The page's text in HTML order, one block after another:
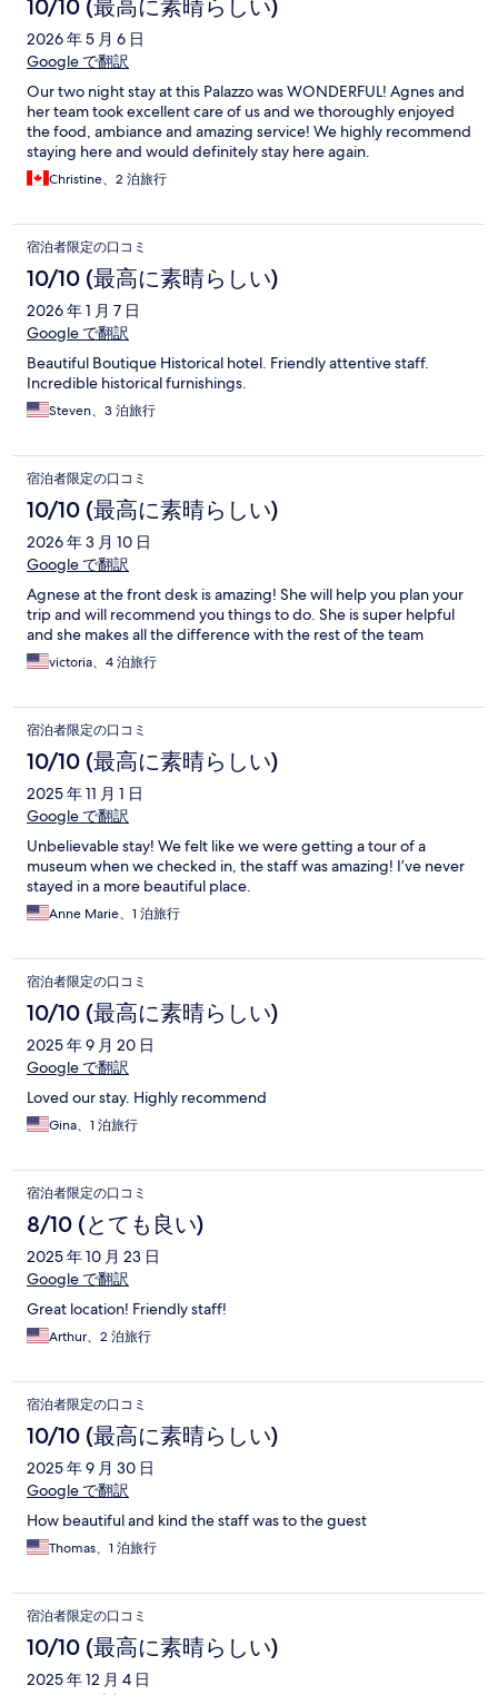
10/10 (最高に素晴らしい)
2026 年 5 月 6 日
Google で翻訳
Our two night stay at this Palazzo was WONDERFUL! Agnes and
her team took excellent care of us and we thoroughly enjoyed
the food, ambiance and amazing service! We highly recommend
staying here and would definitely stay here again.
Christine、2 泊旅行
宿泊者限定の口コミ
10/10 (最高に素晴らしい)
2026 年 1 月 7 日
Google で翻訳
Beautiful Boutique Historical hotel. Friendly attentive staff.
Incredible historical furnishings.
Steven、3 泊旅行
宿泊者限定の口コミ
10/10 (最高に素晴らしい)
2026 年 3 月 10 日
Google で翻訳
Agnese at the front desk is amazing! She will help you plan your
trip and will recommend you things to do. She is super helpful
and she makes all the difference with the rest of the team
victoria、4 泊旅行
宿泊者限定の口コミ
10/10 (最高に素晴らしい)
2025 年 11 月 1 日
Google で翻訳
Unbelievable stay! We felt like we were getting a tour of a
museum when we checked in, the staff was amazing! I’ve never
stayed in a more beautiful place.
Anne Marie、1 泊旅行
宿泊者限定の口コミ
10/10 (最高に素晴らしい)
2025 年 9 月 20 日
Google で翻訳
Loved our stay. Highly recommend
Gina、1 泊旅行
宿泊者限定の口コミ
8/10 (とても良い)
2025 年 10 月 23 日
Google で翻訳
Great location! Friendly staff!
Arthur、2 泊旅行
宿泊者限定の口コミ
10/10 (最高に素晴らしい)
2025 年 9 月 30 日
Google で翻訳
How beautiful and kind the staff was to the guest
Thomas、1 泊旅行
宿泊者限定の口コミ
10/10 (最高に素晴らしい)
2025 年 12 月 4 日